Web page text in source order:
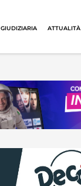
GIUDIZIARIA ATTUALITÀ